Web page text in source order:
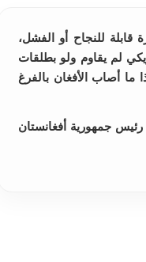
للنجاح أو الفشل،
لم يقاوم ولو بطلقات
أصاب الأفغان بالفرغ
جمهورية أفغانستان